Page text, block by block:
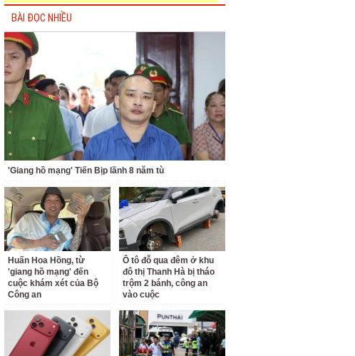
BÀI ĐỌC NHIỀU
'Giang hồ mạng' Tiến Bịp lãnh 8 năm tù
Huấn Hoa Hồng, từ
'giang hồ mạng' đến
cuộc khám xét của Bộ
Công an
Ô tô đỗ qua đêm ở khu
đô thị Thanh Hà bị tháo
trộm 2 bánh, công an
vào cuộc